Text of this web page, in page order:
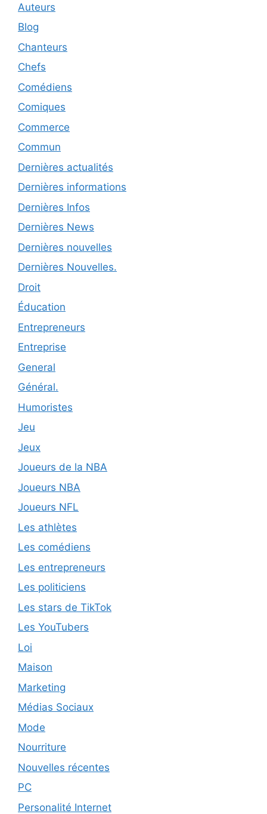
Auteurs
Blog
Chanteurs
Chefs
Comédiens
Comiques
Commerce
Commun
Dernières actualités
Dernières informations
Dernières Infos
Dernières News
Dernières nouvelles
Dernières Nouvelles.
Droit
Éducation
Entrepreneurs
Entreprise
General
Général.
Humoristes
Jeu
Jeux
Joueurs de la NBA
Joueurs NBA
Joueurs NFL
Les athlètes
Les comédiens
Les entrepreneurs
Les politiciens
Les stars de TikTok
Les YouTubers
Loi
Maison
Marketing
Médias Sociaux
Mode
Nourriture
Nouvelles récentes
PC
Personalité Internet